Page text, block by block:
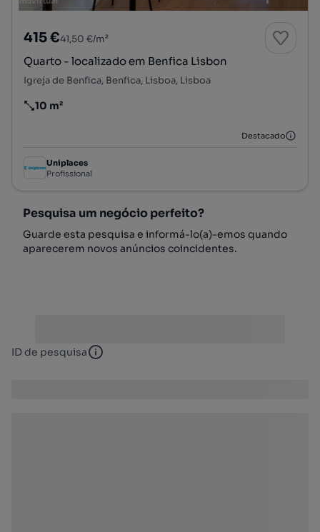
415 €41,50 €/m²
Quarto - localizado em Benfica Lisbon
Igreja de Benfica, Benfica, Lisboa, Lisboa
Preço por metro quadrado
10 m²
Destacado
Uniplaces
Profissional
Pesquisa um negócio perfeito?
Guarde esta pesquisa e informá-lo(a)-emos quando
aparecerem novos anúncios coincidentes.
ID de pesquisa ID de pesquisa